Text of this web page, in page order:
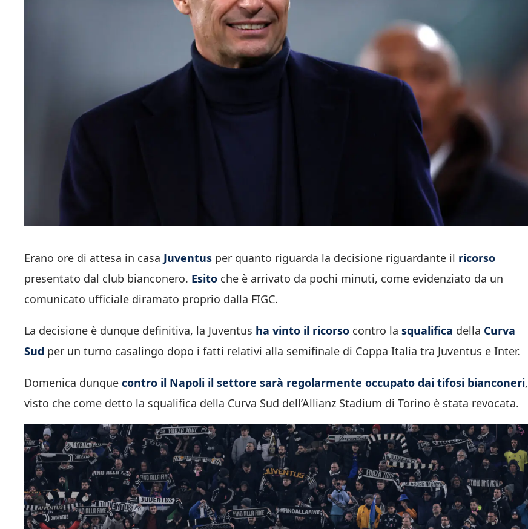
Erano ore di attesa in casa Juventus per quanto riguarda la decisione riguardante il ricorso
presentato dal club bianconero. Esito che è arrivato da pochi minuti, come evidenziato da un
comunicato ufficiale diramato proprio dalla FIGC.
La decisione è dunque definitiva, la Juventus ha vinto il ricorso contro la squalifica della Curva
Sud per un turno casalingo dopo i fatti relativi alla semifinale di Coppa Italia tra Juventus e Inter.
Domenica dunque contro il Napoli il settore sarà regolarmente occupato dai tifosi bianconeri,
visto che come detto la squalifica della Curva Sud dell’Allianz Stadium di Torino è stata revocata.